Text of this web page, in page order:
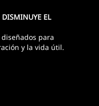
EL
para
y la vida útil.